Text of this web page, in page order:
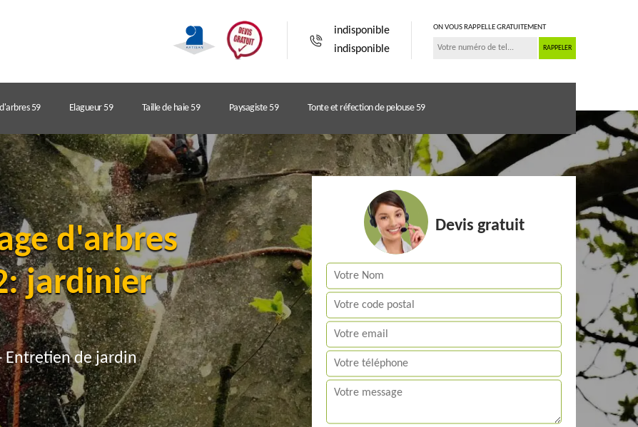
indisponible
indisponible
ON VOUS RAPPELLE GRATUITEMENT
59 Elagueur 59 Taille de haie 59 Paysagiste 59 Tonte et réfection de pelouse 59
d'arbres
jardinier
Entretien de jardin
Devis gratuit